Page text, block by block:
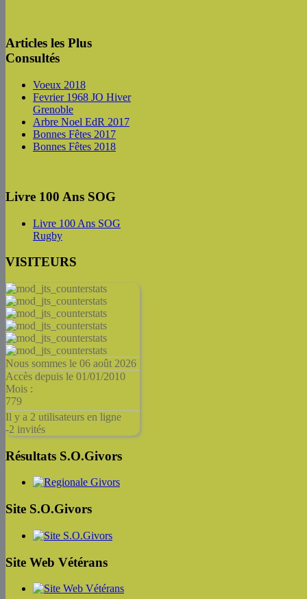
Articles les Plus
Consultés
Voeux 2018
Fevrier 1968 JO Hiver
Grenoble
Arbre Noel EdR 2017
Bonnes Fêtes 2017
Bonnes Fêtes 2018
Livre 100 Ans SOG
Livre 100 Ans SOG
Rugby
VISITEURS
Nous sommes le 06 août 2026
Accès depuis le 01/01/2010
Mois :
779
Il y a 2 utilisateurs en ligne
-2 invités
Résultats S.O.Givors
Site S.O.Givors
Site Web Vétérans